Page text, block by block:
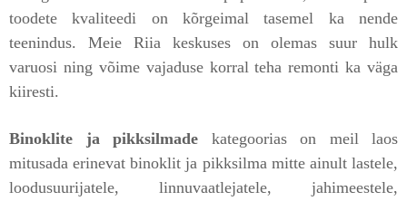
toodete kvaliteedi on kõrgeimal tasemel ka nende
teenindus. Meie Riia keskuses on olemas suur hulk
varuosi ning võime vajaduse korral teha remonti ka väga
kiiresti.
Binoklite ja pikksilmade kategoorias on meil laos
mitusada erinevat binoklit ja pikksilma mitte ainult lastele,
loodusuurijatele, linnuvaatlejatele, jahimeestele,